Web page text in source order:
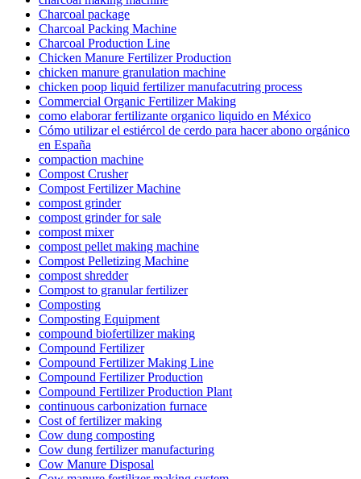
Charcoal package
Charcoal Packing Machine
Charcoal Production Line
Chicken Manure Fertilizer Production
chicken manure granulation machine
chicken poop liquid fertilizer manufacutring process
Commercial Organic Fertilizer Making
como elaborar fertilizante organico liquido en México
Cómo utilizar el estiércol de cerdo para hacer abono orgánico
en España
compaction machine
Compost Crusher
Compost Fertilizer Machine
compost grinder
compost grinder for sale
compost mixer
compost pellet making machine
Compost Pelletizing Machine
compost shredder
Compost to granular fertilizer
Composting
Composting Equipment
compound biofertilizer making
Compound Fertilizer
Compound Fertilizer Making Line
Compound Fertilizer Production
Compound Fertilizer Production Plant
continuous carbonization furnace
Cost of fertilizer making
Cow dung composting
Cow dung fertilizer manufacturing
Cow Manure Disposal